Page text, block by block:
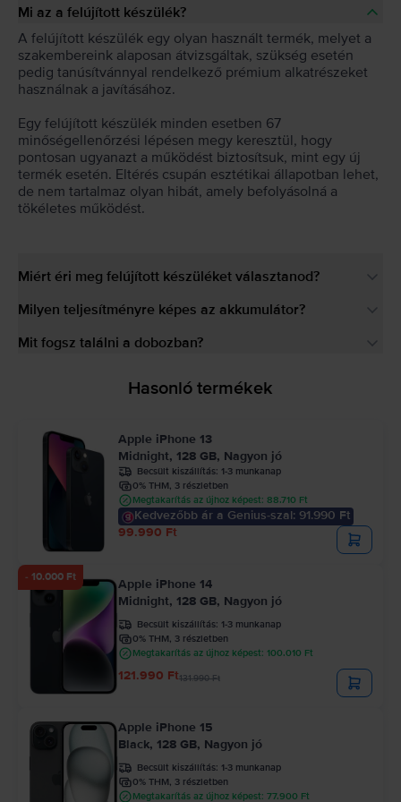
Mi az a felújított készülék?
A felújított készülék egy olyan használt termék, melyet a
szakembereink alaposan átvizsgáltak, szükség esetén
pedig tanúsítvánnyal rendelkező prémium alkatrészeket
használnak a javításához.
Egy felújított készülék minden esetben 67
minőségellenőrzési lépésen megy keresztül, hogy
pontosan ugyanazt a működést biztosítsuk, mint egy új
termék esetén. Eltérés csupán esztétikai állapotban lehet,
de nem tartalmaz olyan hibát, amely befolyásolná a
tökéletes működést.
Miért éri meg felújított készüléket választanod?
Milyen teljesítményre képes az akkumulátor?
Mit fogsz találni a dobozban?
Hasonló termékek
Apple iPhone 13
Midnight, 128 GB, Nagyon jó
Becsült kiszállítás: 1-3 munkanap
0% THM, 3 részletben
Megtakarítás az újhoz képest: 88.710 Ft
Kedvezőbb ár a Genius-szal: 91.990 Ft
99.990 Ft
- 10.000 Ft
Apple iPhone 14
Midnight, 128 GB, Nagyon jó
Becsült kiszállítás: 1-3 munkanap
0% THM, 3 részletben
Megtakarítás az újhoz képest: 100.010 Ft
121.990 Ft131.990 Ft
Apple iPhone 15
Black, 128 GB, Nagyon jó
Becsült kiszállítás: 1-3 munkanap
0% THM, 3 részletben
Megtakarítás az újhoz képest: 77.900 Ft